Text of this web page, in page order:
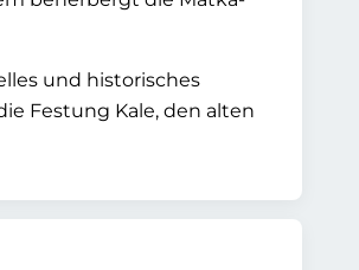
und historisches
Festung Kale, den alten